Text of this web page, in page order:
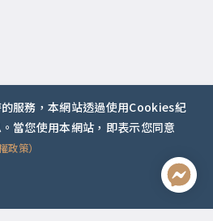
Google Podcasts
服務，本網站透過使用Cookies紀
當您使用本網站，即表示您同意
政策）